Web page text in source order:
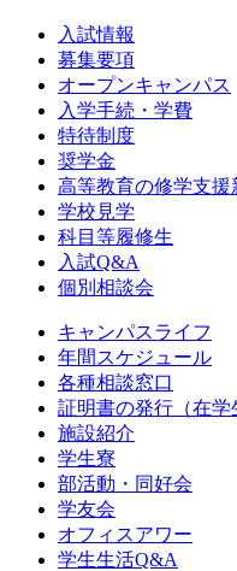
入試情報
募集要項
オープンキャンパス
入学手続・学費
特待制度
奨学金
高等教育の修学支援
学校見学
科目等履修生
入試Q&A
個別相談会
キャンパスライフ
年間スケジュール
各種相談窓口
証明書の発行（在学
施設紹介
学生寮
部活動・同好会
学友会
オフィスアワー
学生生活Q&A